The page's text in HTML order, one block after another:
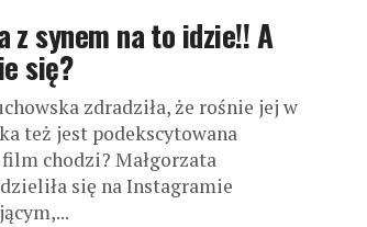
z synem na to idzie!! A
się?
zdradziła, że rośnie jej w
też jest podekscytowana
chodzi? Małgorzata
się na Instagramie